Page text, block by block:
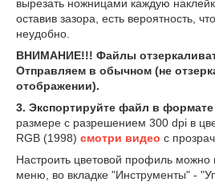
вырезать ножницами каждую
оставив зазора, есть вероятность,
неудобно.
ВНИМАНИЕ!!! Файлы
Отправляем в обычном (не
отображении).
3. Экспортируйте файл в
размере с разрешением 300 dpi в
RGB (1998) смотри видео с
Настроить цветовой профиль можно
меню, во вкладке "Инструменты" -